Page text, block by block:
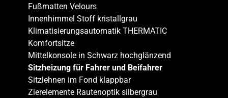
Fußmatten Velours
Innenhimmel Stoff kristallgrau
Klimatisierungsautomatik THERMATIC
Komfortsitze
Mittelkonsole in Schwarz hochglänzend
Sitzheizung für Fahrer und Beifahrer
Sitzlehnen im Fond klappbar
Zierelemente Rautenoptik silbergrau